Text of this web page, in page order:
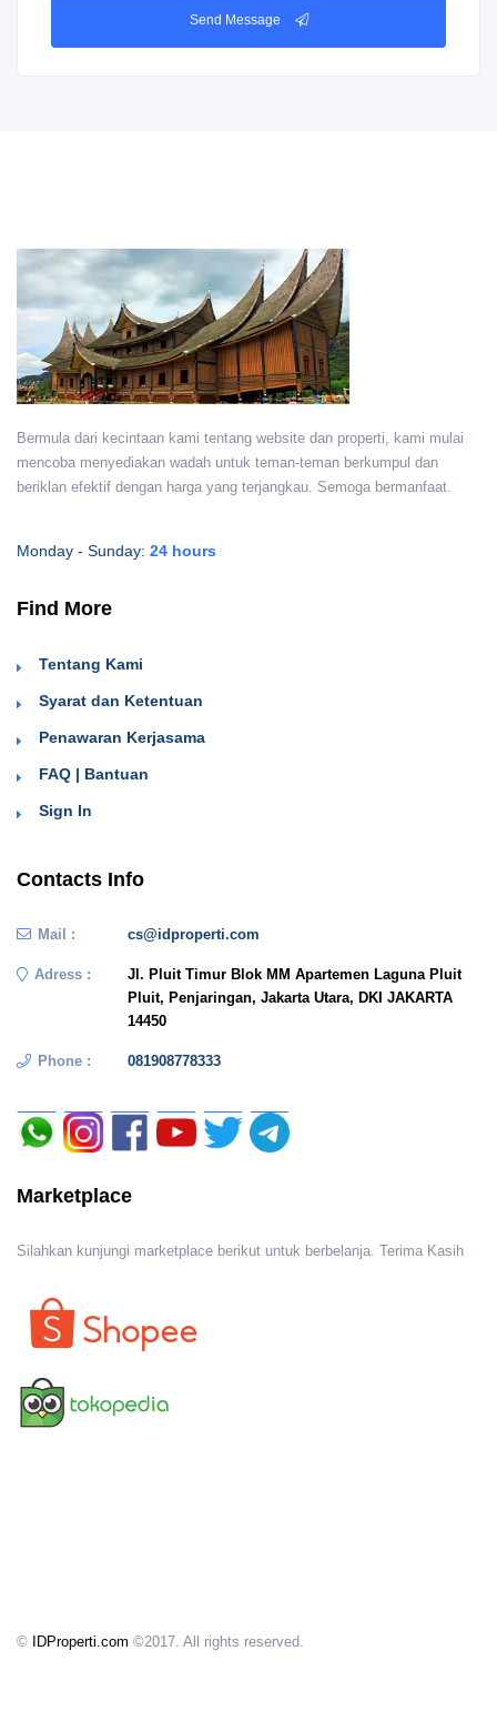
Send Message
Bermula dari kecintaan kami tentang website dan properti, kami mulai
mencoba menyediakan wadah untuk teman-teman berkumpul dan
beriklan efektif dengan harga yang terjangkau. Semoga bermanfaat.
Monday - Sunday: 24 hours
Find More
Tentang Kami
Syarat dan Ketentuan
Penawaran Kerjasama
FAQ | Bantuan
Sign In
Contacts Info
Mail : cs@idproperti.com
Adress :
Jl. Pluit Timur Blok MM Apartemen Laguna Pluit
Pluit, Penjaringan, Jakarta Utara, DKI JAKARTA
14450
Phone : 081908778333
Marketplace
Silahkan kunjungi marketplace berikut untuk berbelanja. Terima Kasih
© IDProperti.com ©2017. All rights reserved.